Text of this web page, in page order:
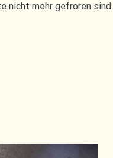
nicht mehr gefroren sind.